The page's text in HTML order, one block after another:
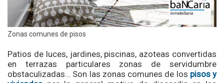
Zonas comunes de pisos
Patios de luces, jardines, piscinas, azoteas convertidas
en terrazas particulares zonas de servidumbre
obstaculizadas… Son las zonas comunes de los pisos y